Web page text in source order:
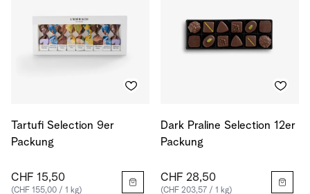
Tartufi Selection 9er
Packung
CHF 15,50
(CHF 155,00 / 1 kg)
Dark Praline Selection 12er
Packung
CHF 28,50
(CHF 203,57 / 1 kg)